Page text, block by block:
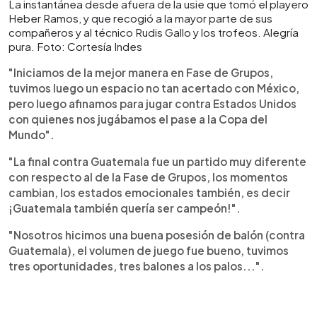
La instantánea desde afuera de la usie que tomó el playero
Heber Ramos, y que recogió a la mayor parte de sus
compañeros y al técnico Rudis Gallo y los trofeos. Alegría
pura. Foto: Cortesía Indes
"Iniciamos de la mejor manera en Fase de Grupos,
tuvimos luego un espacio no tan acertado con México,
pero luego afinamos para jugar contra Estados Unidos
con quienes nos jugábamos el pase a la Copa del
Mundo".
"La final contra Guatemala fue un partido muy diferente
con respecto al de la Fase de Grupos, los momentos
cambian, los estados emocionales también, es decir
¡Guatemala también quería ser campeón!".
"Nosotros hicimos una buena posesión de balón (contra
Guatemala), el volumen de juego fue bueno, tuvimos
tres oportunidades, tres balones a los palos...".